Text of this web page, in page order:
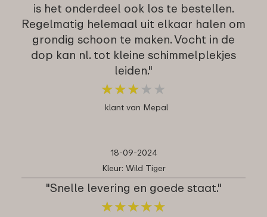
is het onderdeel ook los te bestellen.
Regelmatig helemaal uit elkaar halen om
grondig schoon te maken. Vocht in de
dop kan nl. tot kleine schimmelplekjes
leiden."
★★★ ★ ★
★★★ ★ ★
klant van Mepal
18-09-2024
Kleur: Wild Tiger
"Snelle levering en goede staat."
★★★★★
★★★★★